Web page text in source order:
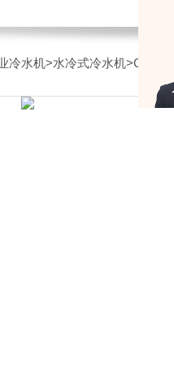
冷水机>水冷式冷水机>CBE-